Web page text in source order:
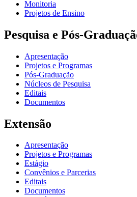
Monitoria
Projetos de Ensino
Pesquisa e Pós-
Apresentação
Projetos e Programas
Pós-Graduação
Núcleos de Pesquisa
Editais
Documentos
Extensão
Apresentação
Projetos e Programas
Estágio
Convênios e Parcerias
Editais
Documentos